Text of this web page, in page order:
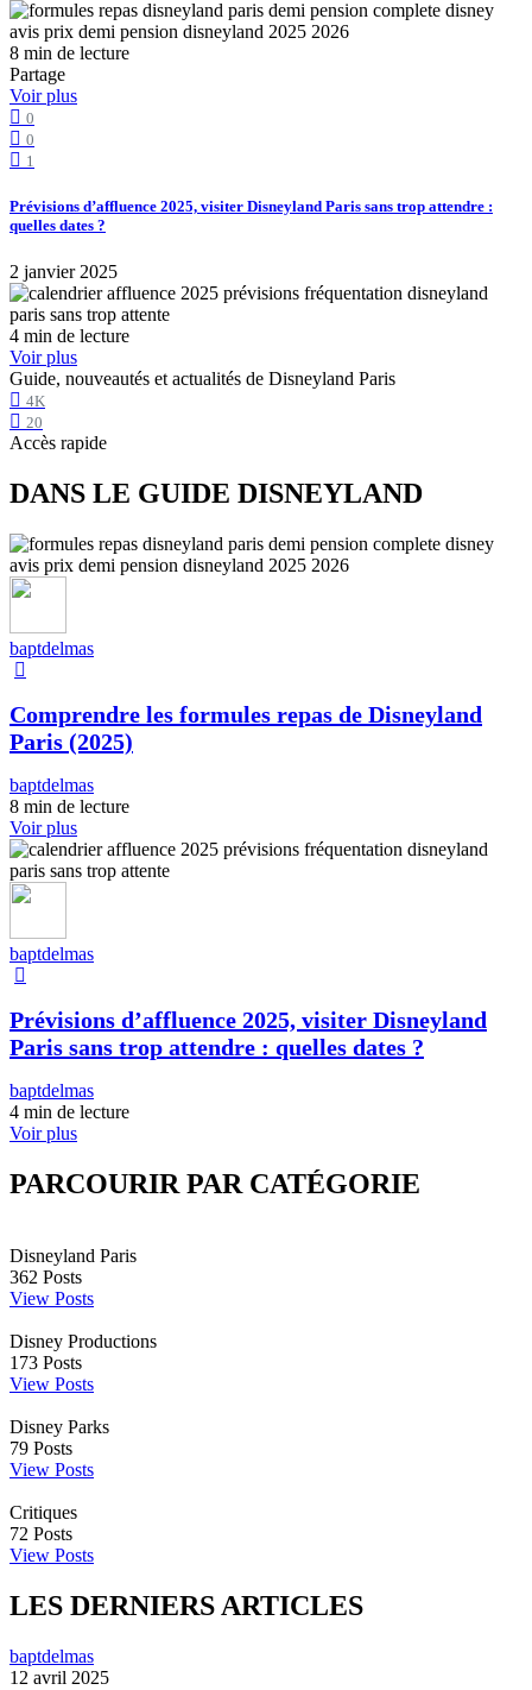
8 min de lecture
Partage
Voir plus
0
0
1
Prévisions d’affluence 2025, visiter Disneyland Paris sans trop attendre :
quelles dates ?
2 janvier 2025
4 min de lecture
Voir plus
Guide, nouveautés et actualités de Disneyland Paris
4K
20
Accès rapide
DANS LE GUIDE DISNEYLAND
baptdelmas
Comprendre les formules repas de Disneyland
Paris (2025)
baptdelmas
8 min de lecture
Voir plus
baptdelmas
Prévisions d’affluence 2025, visiter Disneyland
Paris sans trop attendre : quelles dates ?
baptdelmas
4 min de lecture
Voir plus
PARCOURIR PAR CATÉGORIE
Disneyland Paris
362 Posts
View Posts
Disney Productions
173 Posts
View Posts
Disney Parks
79 Posts
View Posts
Critiques
72 Posts
View Posts
LES DERNIERS ARTICLES
baptdelmas
12 avril 2025